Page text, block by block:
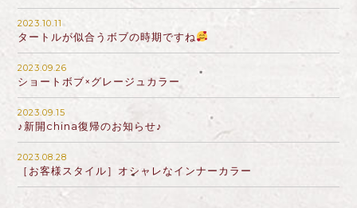
2023.10.11
タートルが似合うボブの時期ですね
2023.09.26
ショートボブ×グレージュカラー
2023.09.15
♪新開china復帰のお知らせ♪
2023.08.28
［お客様スタイル］オシャレなインナーカラー